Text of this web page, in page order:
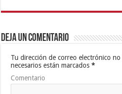
Deja un comentario
Tu dirección de correo electrónico no
necesarios están marcados*
Comentario